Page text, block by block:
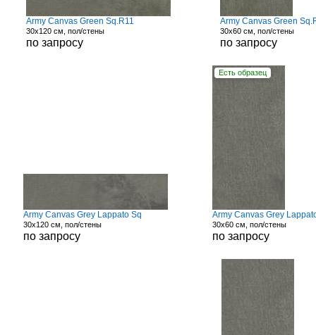
Army Canvas Green Sq.R11
30x120 см, пол/стены
по запросу
Army Canvas Green
30x60 см, пол/стены
по запросу
Army Canvas Grey Lappato Sq
30x120 см, пол/стены
по запросу
Есть образец
Army Canvas Grey
30x60 см, пол/стены
по запросу